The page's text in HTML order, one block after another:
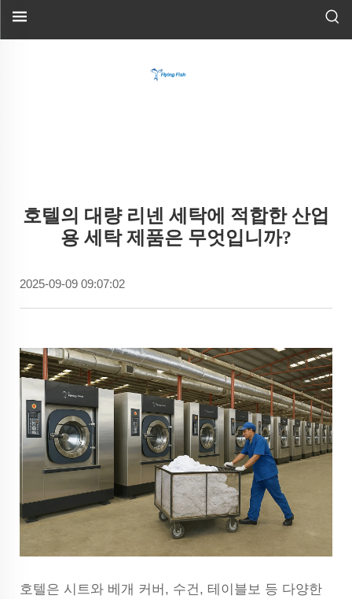
호텔의 대량 리넨 세탁에 적합한 산업
용 세탁 제품은 무엇입니까?
2025-09-09 09:07:02
호텔은 시트와 베개 커버, 수건, 테이블보 등 다양한